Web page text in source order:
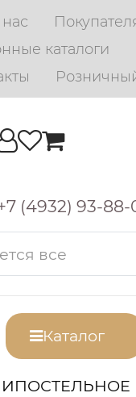
каталоги
(4932) 93-88-
Каталог
ПОСТЕЛЬНОЕ